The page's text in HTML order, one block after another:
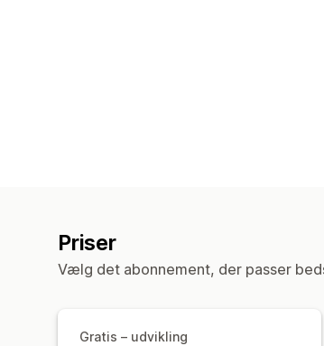
Priser
Vælg det abonnement, der passer
Gratis – udvikling